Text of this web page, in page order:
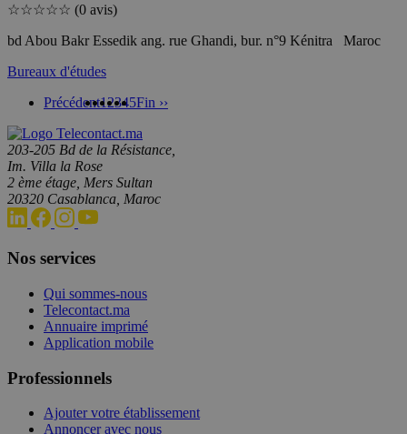
☆☆☆☆☆ (0 avis)
bd Abou Bakr Essedik ang. rue Ghandi, bur. n°9 Kénitra Maroc
Bureaux d'études
Précédent12345Fin ››
203-205 Bd de la Résistance,
Im. Villa la Rose
2 ème étage, Mers Sultan
20320 Casablanca, Maroc
Nos services
Qui sommes-nous
Telecontact.ma
Annuaire imprimé
Application mobile
Professionnels
Ajouter votre établissement
Annoncer avec nous